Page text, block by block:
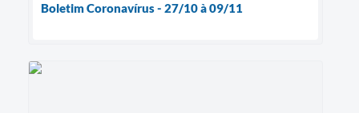
Boletim Coronavírus - 27/10 à 09/11